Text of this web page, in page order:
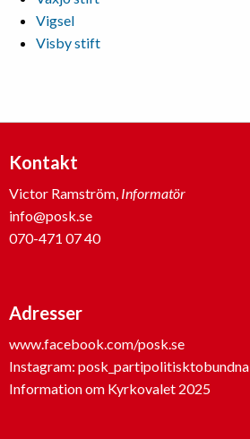
Vigsel
Visby stift
Kontakt
Victor Ramström, Informatör
info@posk.se
070-471 07 40
Adresser
www.facebook.com/posk.se
Instagram: posk_partipolitisktobundna
Information om Kyrkovalet 2025